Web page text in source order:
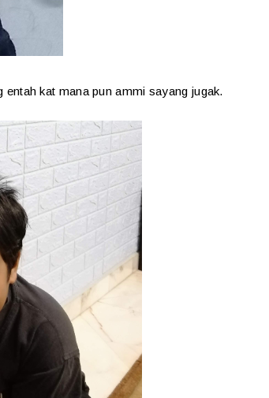
kat mana pun ammi sayang jugak.